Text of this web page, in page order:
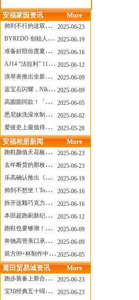
安福家园资讯 More
帅到不行的这双跑鞋，其实藏着Nike第一位签约跑者的故事
2025-06-23
BYREDO 创始人离任，也带走了那份灵魂感
2025-06-19
准备好陪你度夏，nanamica x Suicoke 新联名来了
2025-06-16
AJ14 “法拉利” 11年后回归，红色超跑气场全开
2025-06-12
浪琴表推出全新先行者系列祖鲁时间1925腕表
2025-06-09
蓝宝石闪耀，Nike Air Max DN8 华丽变身
2025-06-09
高圆圆同款！「赤足New Balance」新联名曝光，铺货了
2025-06-05
悉尼妹洗澡水制成肥皂开启售卖！男粉：这肥皂能吃吗？
2025-06-02
爱彼史上最值得看的大展！揭秘150年传奇制表背后
2025-05-28
安福相册新闻 More
跑鞋颜值天花板？日常也能帅一脸
2025-06-23
去年断货的那枚表， CASIO指环表又要发售了
2025-06-23
乐高确认推出《哥斯拉》积木，这设计也太酷了！
2025-06-19
帅到不想坐！Tom Sachs x Helinox 这把露营椅太炸了
2025-06-16
拆开这颗巧克力，居然是皮卡丘？
2025-06-16
本田超跑刷新纪录了！700万元成交价
2025-06-12
跑鞋也要够潮！昂跑 x Slam Jam 联名即将发售
2025-06-09
奔驰高管亲口承认：电动G级，完全失败了！
2025-06-09
前方99+杯制作中！「爷爷不泡茶」苹果狗、桃桃喵，今夏顶流潮饮！
2025-06-05
莆田贸易城资讯 More
跑步装备上新合集，最近有什么可以关注的呢？
2025-06-23
宝珀经典五十噚家族再添新员 适配所有腕围的38mm小表径腕表亮相
2025-06-23